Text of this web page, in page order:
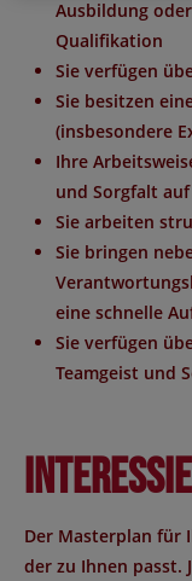
Ausbildung
Qualifikation
Sie verfügen
Sie besitzen
(insbesondere
Ihre
und Sorgfalt auf
Sie arbeiten
Sie bringen
eine schnelle
Sie verfügen
Teamgeist und
Der Masterplan für
der zu Ihnen passt.